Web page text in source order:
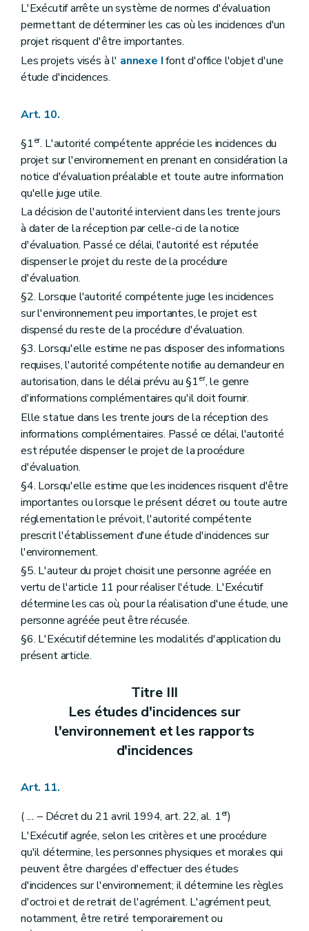
L'Exécutif arrête un système de normes d'évaluation
permettant de déterminer les cas où les incidences d'un
projet risquent d'être importantes.
Les projets visés à l' annexe Ifont d'office l'objet d'une
étude d'incidences.
Art. 10.
§1er. L'autorité compétente apprécie les incidences du
projet sur l'environnement en prenant en considération la
notice d'évaluation préalable et toute autre information
qu'elle juge utile.
La décision de l'autorité intervient dans les trente jours
à dater de la réception par celle-ci de la notice
d'évaluation. Passé ce délai, l'autorité est réputée
dispenser le projet du reste de la procédure
d'évaluation.
§2. Lorsque l'autorité compétente juge les incidences
sur l'environnement peu importantes, le projet est
dispensé du reste de la procédure d'évaluation.
§3. Lorsqu'elle estime ne pas disposer des informations
requises, l'autorité compétente notifie au demandeur en
autorisation, dans le délai prévu au §1er, le genre
d'informations complémentaires qu'il doit fournir.
Elle statue dans les trente jours de la réception des
informations complémentaires. Passé ce délai, l'autorité
est réputée dispenser le projet de la procédure
d'évaluation.
§4. Lorsqu'elle estime que les incidences risquent d'être
importantes ou lorsque le présent décret ou toute autre
réglementation le prévoit, l'autorité compétente
prescrit l'établissement d'une étude d'incidences sur
l'environnement.
§5. L'auteur du projet choisit une personne agréée en
vertu de l'article 11 pour réaliser l'étude. L'Exécutif
détermine les cas où, pour la réalisation d'une étude, une
personne agréée peut être récusée.
§6. L'Exécutif détermine les modalités d'application du
présent article.
Titre III
Les études d'incidences sur
l'environnement et les rapports
d'incidences
Art. 11.
(... – Décret du 21 avril 1994, art. 22, al. 1er)
L'Exécutif agrée, selon les critères et une procédure
qu'il détermine, les personnes physiques et morales qui
peuvent être chargées d'effectuer des études
d'incidences sur l'environnement; il détermine les règles
d'octroi et de retrait de l'agrément. L'agrément peut,
notamment, être retiré temporairement ou